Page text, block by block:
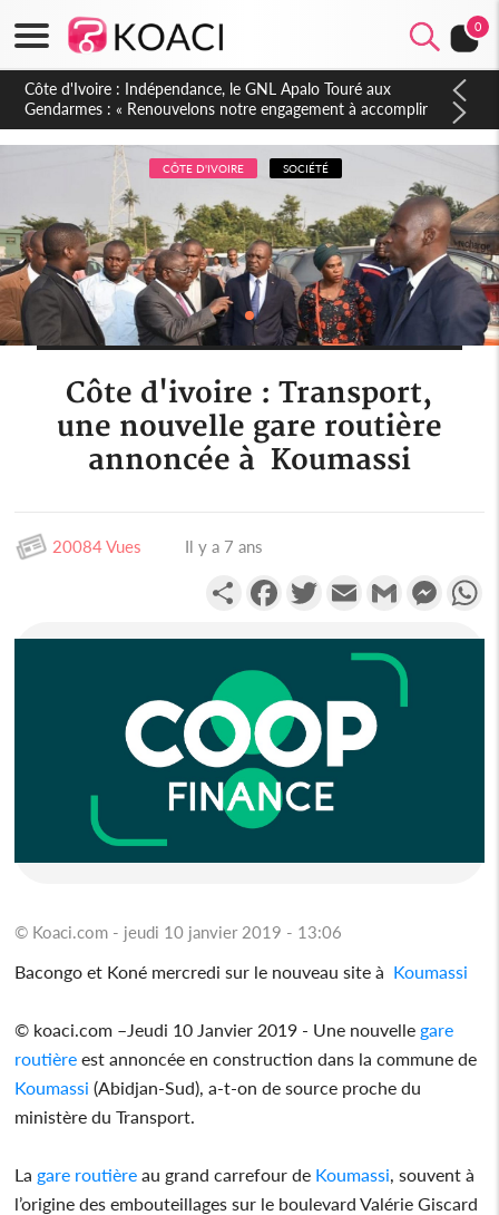
0
Sierra Leone : Un projet de réforme constitutionnelle en
gestation, points clés des amendements, un exclu d'avance
CÔTE D'IVOIRE SOCIÉTÉ
Côte d'ivoire : Transport,
une nouvelle gare routière
annoncée à Koumassi
20084 Vues Il y a 7 ans
PartagerFacebookTwitterEmail Gmail
© Koaci.com - jeudi 10 janvier 2019 - 13:06
Bacongo et Koné mercredi sur le nouveau site à Koumassi
© koaci.com –Jeudi 10 Janvier 2019 - Une nouvelle gare
routière est annoncée en construction dans la commune de
Koumassi (Abidjan-Sud), a-t-on de source proche du
ministère du Transport.
La gare routière au grand carrefour de Koumassi , souvent à
l’origine des embouteillages sur le boulevard Valérie Giscard